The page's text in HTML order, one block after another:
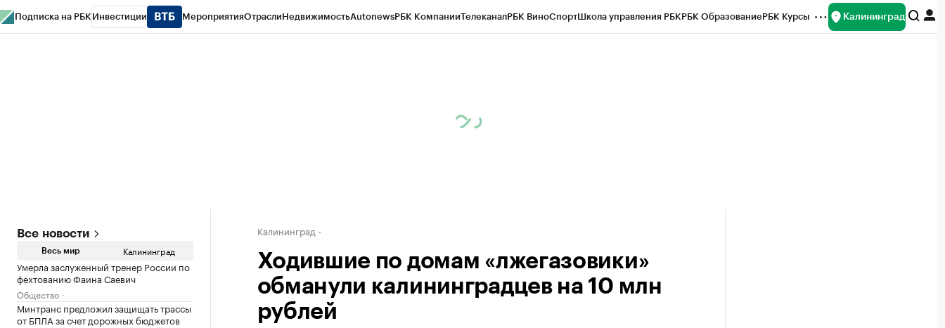
Подписка на РБК Инвестиции МероприятияОтраслиНедвижимостьAutonewsРБК КомпанииТелеканалРБК ВиноСпортШкола управления РБКРБК ОбразованиеРБК Курсы Калининград
Все новости
Весь мир Калининград
Умерла заслуженный тренер России по
фехтованию Фаина Саевич
Общество
Минтранс предложил защищать трассы
от БПЛА за счет дорожных бюджетов
Калининград
Ходившие по домам «лжегазовики»
обманули калининградцев на 10 млн
рублей